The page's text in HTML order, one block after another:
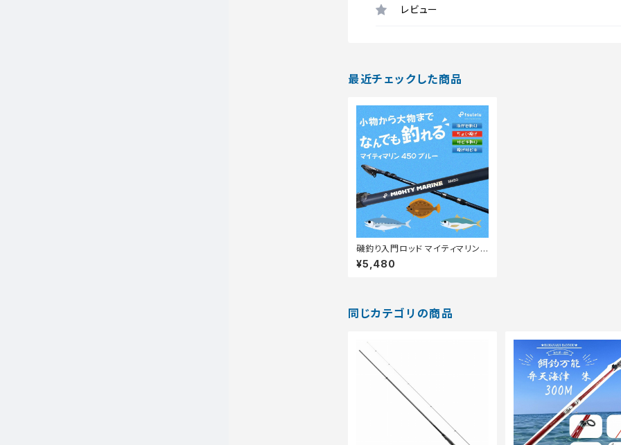
レビュー
最近チェックした商品
磯釣り入門ロッド マイティマリン
450 マットブルー
¥5,480
同じカテゴリの商品